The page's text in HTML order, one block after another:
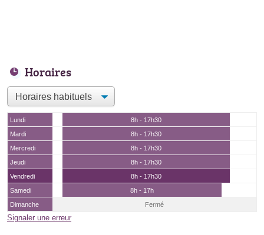
Horaires
Lundi
8h - 17h30
Mardi
8h - 17h30
Mercredi
8h - 17h30
Jeudi
8h - 17h30
Vendredi
8h - 17h30
Samedi
8h - 17h
Dimanche
Fermé
Signaler une erreur